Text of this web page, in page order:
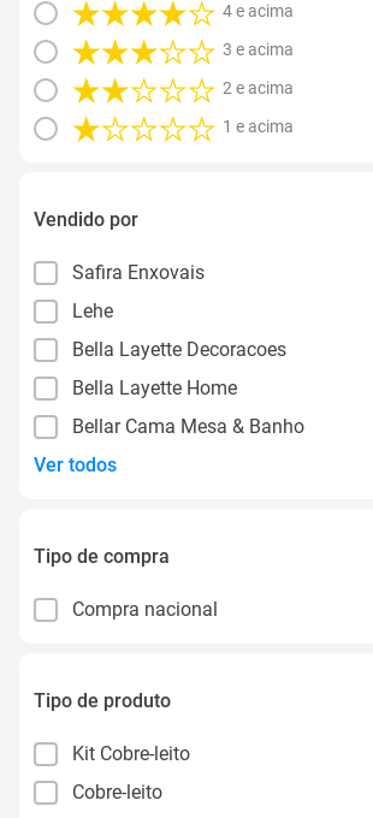
4 e acima
3 e acima
2 e acima
1 e acima
Vendido por
Safira Enxovais
Lehe
Bella Layette Decoracoes
Bella Layette Home
Bellar Cama Mesa & Banho
Ver todos
Tipo de compra
Compra nacional
Tipo de produto
Kit Cobre-leito
Cobre-leito